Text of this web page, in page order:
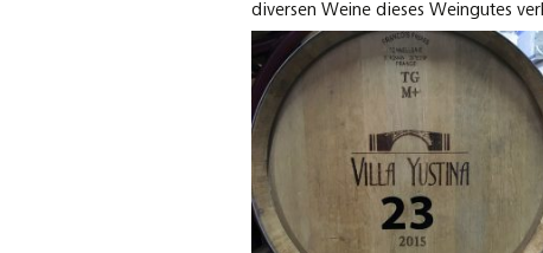
diversen Weine dieses Weingutes